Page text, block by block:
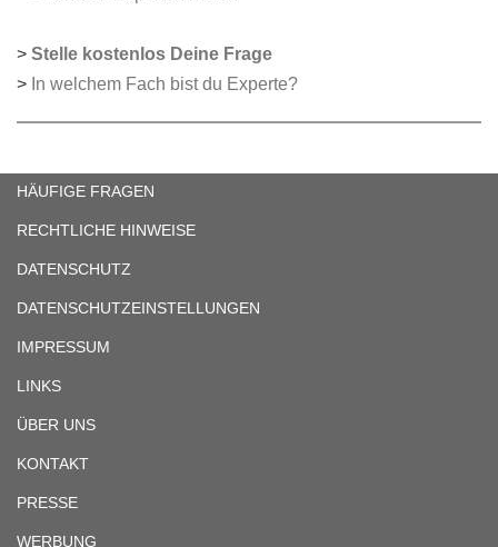
> Stelle kostenlos Deine Frage
> In welchem Fach bist du Experte?
HÄUFIGE FRAGEN
RECHTLICHE HINWEISE
DATENSCHUTZ
DATENSCHUTZEINSTELLUNGEN
IMPRESSUM
LINKS
ÜBER UNS
KONTAKT
PRESSE
WERBUNG